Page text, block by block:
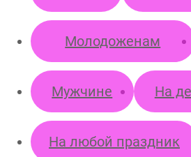
Молодоженам
Мужчине На
На любой праздник